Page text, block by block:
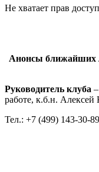
Не хватает прав
Анонсы ближайших
Руководитель клуба
работе, к.б.н. Алексей
Тел.: +7 (499) 143-30-